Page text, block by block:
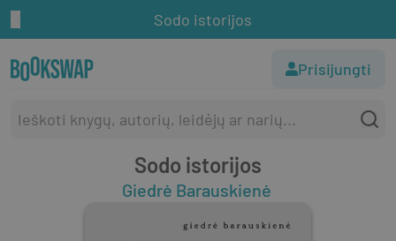
Sodo istorijos
Prisijungti
Sodo istorijos
Giedrė Barauskienė